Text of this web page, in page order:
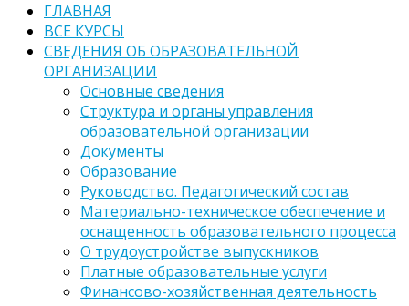
ГЛАВНАЯ
ВСЕ КУРСЫ
СВЕДЕНИЯ ОБ ОБРАЗОВАТЕЛЬНОЙ
ОРГАНИЗАЦИИ
Основные сведения
Структура и органы управления
образовательной организации
Документы
Образование
Руководство. Педагогический состав
Материально-техническое обеспечение и
оснащенность образовательного процесса
О трудоустройстве выпускников
Платные образовательные услуги
Финансово-хозяйственная деятельность